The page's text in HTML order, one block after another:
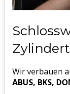
Wir verbauen
ABUS, BKS,